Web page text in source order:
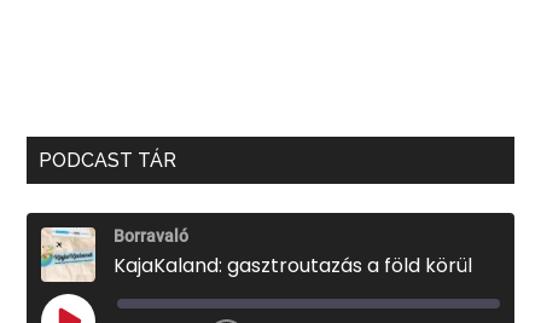
PODCAST TÁR
Borravaló
KajaKaland: gasztroutazás a föld körül